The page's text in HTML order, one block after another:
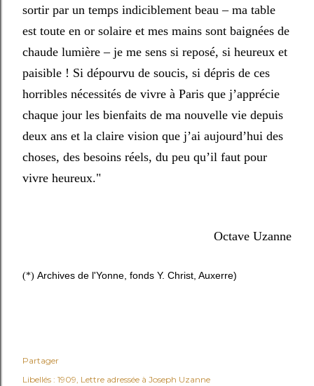
sortir par un temps indiciblement beau – ma table
est toute en or solaire et mes mains sont baignées de
chaude lumière – je me sens si reposé, si heureux et
paisible ! Si dépourvu de soucis, si dépris de ces
horribles nécessités de vivre à Paris que j’apprécie
chaque jour les bienfaits de ma nouvelle vie depuis
deux ans et la claire vision que j’ai aujourd’hui des
choses, des besoins réels, du peu qu’il faut pour
vivre heureux."
Octave Uzanne
(*) Archives de l'Yonne, fonds Y. Christ, Auxerre)
Partager
Libellés : 1909 Lettre adressée à Joseph Uzanne